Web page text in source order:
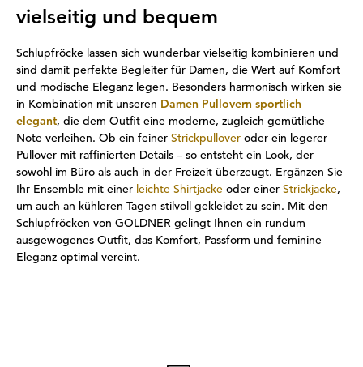
vielseitig und bequem
Schlupfröcke lassen sich wunderbar vielseitig kombinieren und
sind damit perfekte Begleiter für Damen, die Wert auf Komfort
und modische Eleganz legen. Besonders harmonisch wirken sie
in Kombination mit unseren Damen Pullovern sportlich
elegant, die dem Outfit eine moderne, zugleich gemütliche
Note verleihen. Ob ein feiner Strickpullover oder ein legerer
Pullover mit raffinierten Details – so entsteht ein Look, der
sowohl im Büro als auch in der Freizeit überzeugt. Ergänzen Sie
Ihr Ensemble mit einer leichte Shirtjacke oder einer Strickjacke,
um auch an kühleren Tagen stilvoll gekleidet zu sein. Mit den
Schlupfröcken von GOLDNER gelingt Ihnen ein rundum
ausgewogenes Outfit, das Komfort, Passform und feminine
Eleganz optimal vereint.